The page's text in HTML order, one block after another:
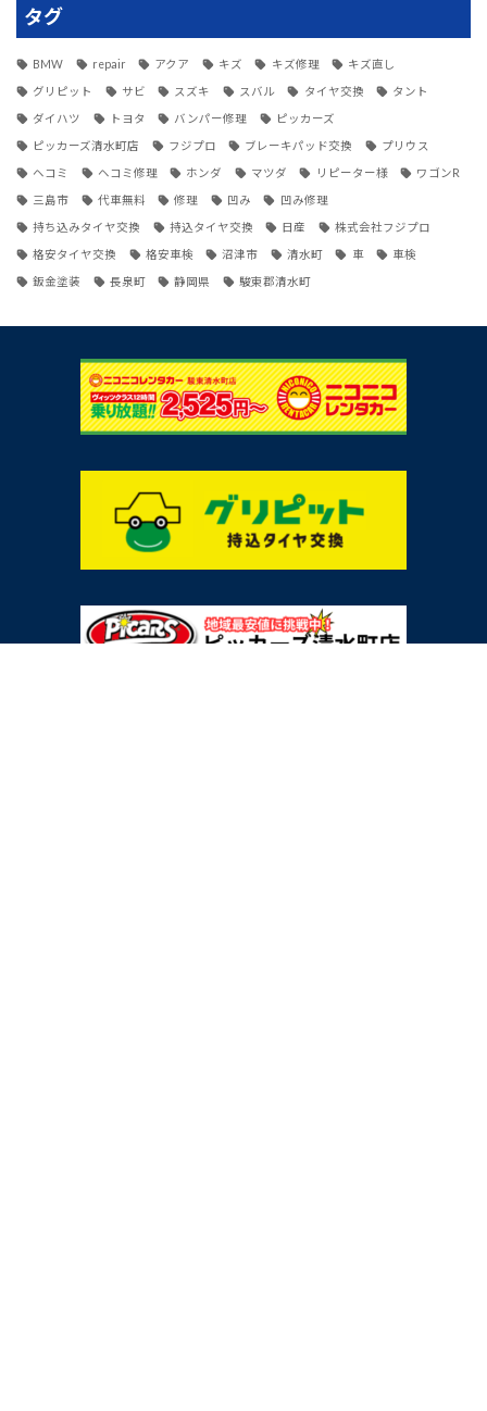
タグ
BMW repair アクア キズ キズ修理 キズ直し
グリピット サビ スズキ スバル タイヤ交換 タント
ダイハツ トヨタ バンパー修理 ピッカーズ
ピッカーズ清水町店 フジプロ ブレーキパッド交換 プリウス
ヘコミ ヘコミ修理 ホンダ マツダ リピーター様 ワゴンR
三島市 代車無料 修理 凹み 凹み修理
持ち込みタイヤ交換 持込タイヤ交換 日産 株式会社フジプロ
格安タイヤ交換 格安車検 沼津市 清水町 車 車検
鈑金塗装 長泉町 静岡県 駿東郡清水町